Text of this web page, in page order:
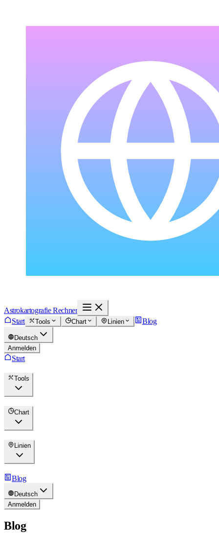
Astrokartografie Rechner
Start
Tools Chart Linien Blog
Deutsch
Anmelden
Start
Tools
Chart
Linien
Blog
Deutsch
Anmelden
Blog